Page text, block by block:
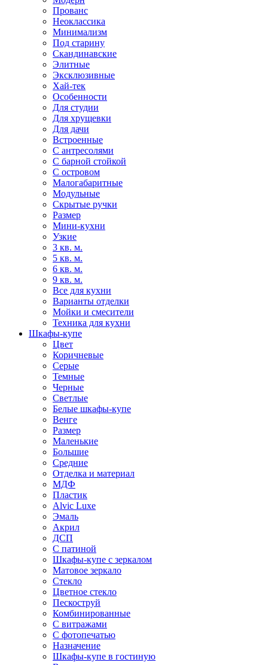
Прованс
Неоклассика
Минимализм
Под старину
Скандинавские
Элитные
Эксклюзивные
Хай-тек
Особенности
Для студии
Для хрущевки
Для дачи
Встроенные
С антресолями
С барной стойкой
С островом
Малогабаритные
Модульные
Скрытые ручки
Размер
Мини-кухни
Узкие
3 кв. м.
5 кв. м.
6 кв. м.
9 кв. м.
Все для кухни
Варианты отделки
Мойки и смесители
Техника для кухни
Шкафы-купе
Цвет
Коричневые
Серые
Темные
Черные
Светлые
Белые шкафы-купе
Венге
Размер
Маленькие
Большие
Средние
Отделка и материал
МДФ
Пластик
Alvic Luxe
Эмаль
Акрил
ДСП
С патиной
Шкафы-купе с зеркалом
Матовое зеркало
Стекло
Цветное стекло
Пескоструй
Комбинированные
С витражами
С фотопечатью
Назначение
Шкафы-купе в гостиную